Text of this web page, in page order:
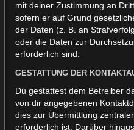
mit deiner Zustimmung an
sofern er auf Grund
der Daten (z. B. an
oder die Daten zur
erforderlich sind.
GESTATTUNG DER
Du gestattest dem Betreiber
von dir angegebenen
dies zur Übermittlung
erforderlich ist. Darüber